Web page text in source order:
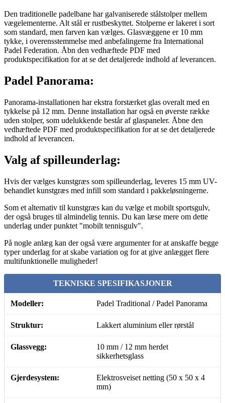
Den traditionelle padelbane har galvaniserede stålstolper mellem
vægelementerne. Alt stål er rustbeskyttet. Stolperne er lakeret i sort
som standard, men farven kan vælges. Glasvæggene er 10 mm
tykke, i overensstemmelse med anbefalingerne fra International
Padel Federation. Åbn den vedhæftede PDF med
produktspecifikation for at se det detaljerede indhold af leverancen.
Padel Panorama:
Panorama-installationen har ekstra forstærket glas overalt med en
tykkelse på 12 mm. Denne installation har også en øverste række
uden stolper, som udelukkende består af glaspaneler. Åbne den
vedhæftede PDF med produktspecifikation for at se det detaljerede
indhold af leverancen.
Valg af spilleunderlag:
Hvis der vælges kunstgræs som spilleunderlag, leveres 15 mm UV-
behandlet kunstgræs med infill som standard i pakkeløsningerne.
Som et alternativ til kunstgræs kan du vælge et mobilt sportsgulv,
der også bruges til almindelig tennis. Du kan læse mere om dette
underlag under punktet "mobilt tennisgulv".
På nogle anlæg kan der også være argumenter for at anskaffe begge
typer underlag for at skabe variation og for at give anlægget flere
multifunktionelle muligheder!
TEKNISKE SPESIFIKASJONER
Modeller: Padel Traditional / Padel Panorama
Struktur: Lakkert aluminium eller rørstål
Glassvegg:
10 mm / 12 mm herdet
sikkerhetsglass
Gjerdesystem:
Elektrosveiset netting (50 x 50 x 4
mm)